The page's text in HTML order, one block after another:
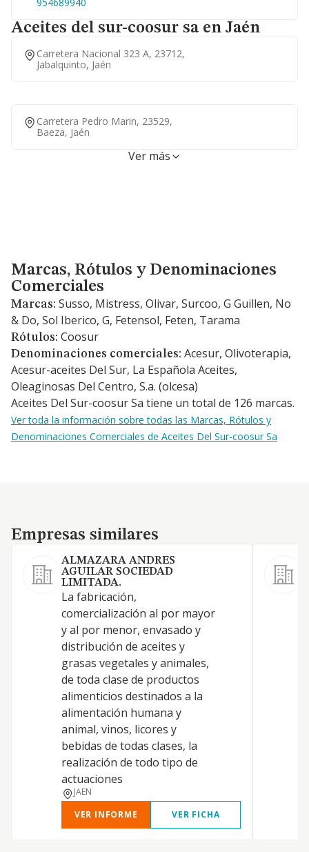
Aceites del sur-coosur sa en Jaén
Carretera Nacional 323 A, 23712,
Jabalquinto, Jaén
Carretera Pedro Marin, 23529,
Baeza, Jaén
Ver más
Marcas, Rótulos y Denominaciones Comerciales
Marcas, Rótulos y Denominaciones
Comerciales
Marcas: Susso, Mistress, Olivar, Surcoo, G Guillen, No
& Do, Sol Iberico, G, Fetensol, Feten, Tarama
Rótulos: Coosur
Denominaciones comerciales: Acesur, Olivoterapia,
Acesur-aceites Del Sur, La Española Aceites,
Oleaginosas Del Centro, S.a. (olcesa)
Aceites Del Sur-coosur Sa tiene un total de 126 marcas.
Ver toda la información sobre todas las Marcas, Rótulos y
Denominaciones Comerciales de Aceites Del Sur-coosur Sa
Empresas similares
Empresas similares
ALMAZARA ANDRES
AGUILAR SOCIEDAD
LIMITADA.
La fabricación,
comercialización al por mayor
y al por menor, envasado y
distribución de aceites y
grasas vegetales y animales,
de toda clase de productos
alimenticios destinados a la
alimentación humana y
animal, vinos, licores y
bebidas de todas clases, la
realización de todo tipo de
actuaciones
JAEN
VER INFORME
VER FICHA